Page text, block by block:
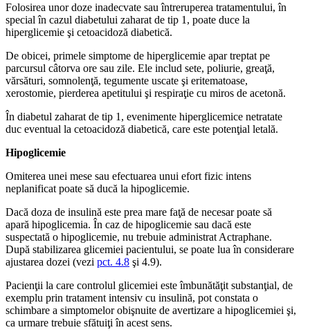
Folosirea unor doze inadecvate sau întreruperea tratamentului, în
special în cazul diabetului zaharat de tip 1, poate duce la
hiperglicemie şi cetoacidoză diabetică.
De obicei, primele simptome de hiperglicemie apar treptat pe
parcursul câtorva ore sau zile. Ele includ sete, poliurie, greaţă,
vărsături, somnolenţă, tegumente uscate şi eritematoase,
xerostomie, pierderea apetitului şi respiraţie cu miros de acetonă.
În diabetul zaharat de tip 1, evenimente hiperglicemice netratate
duc eventual la cetoacidoză diabetică, care este potenţial letală.
Hipoglicemie
Omiterea unei mese sau efectuarea unui efort fizic intens
neplanificat poate să ducă la hipoglicemie.
Dacă doza de insulină este prea mare faţă de necesar poate să
apară hipoglicemia. În caz de hipoglicemie sau dacă este
suspectată o hipoglicemie, nu trebuie administrat Actraphane.
După stabilizarea glicemiei pacientului, se poate lua în considerare
ajustarea dozei (vezi pct. 4.8 şi 4.9).
Pacienţii la care controlul glicemiei este îmbunătăţit substanţial, de
exemplu prin tratament intensiv cu insulină, pot constata o
schimbare a simptomelor obişnuite de avertizare a hipoglicemiei şi,
ca urmare trebuie sfătuiţi în acest sens.